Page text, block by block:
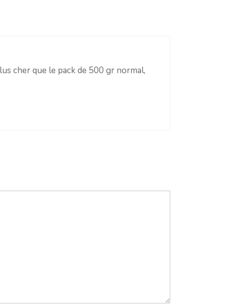
cher que le pack de 500 gr normal,